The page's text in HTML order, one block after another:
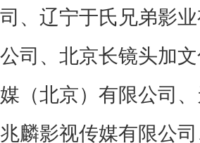
司、辽宁于氏兄弟影
公司、北京长镜头加
媒（北京）有限公司
兆麟影视传媒有限公